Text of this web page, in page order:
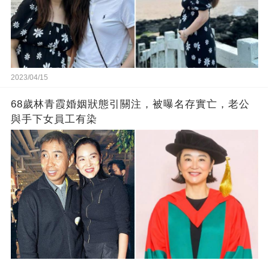
2023/04/15
68歲林青霞婚姻狀態引關注，被曝名存實亡，老公
與手下女員工有染